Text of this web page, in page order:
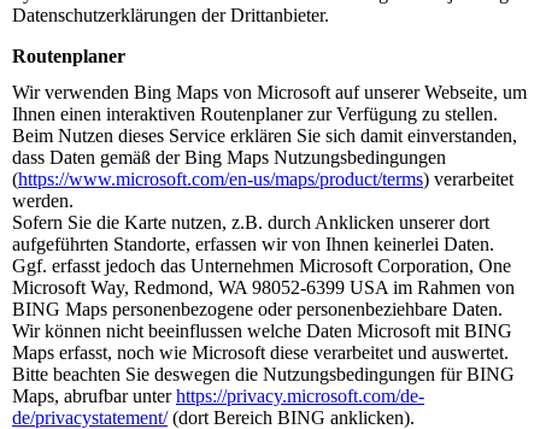
Datenschutzerklärungen der Drittanbieter.
Routenplaner
Wir verwenden Bing Maps von Microsoft auf unserer Webseite, um
Ihnen einen interaktiven Routenplaner zur Verfügung zu stellen.
Beim Nutzen dieses Service erklären Sie sich damit einverstanden,
dass Daten gemäß der Bing Maps Nutzungsbedingungen
(https://www.microsoft.com/en-us/maps/product/terms) verarbeitet
werden.
Sofern Sie die Karte nutzen, z.B. durch Anklicken unserer dort
aufgeführten Standorte, erfassen wir von Ihnen keinerlei Daten.
Ggf. erfasst jedoch das Unternehmen Microsoft Corporation, One
Microsoft Way, Redmond, WA 98052-6399 USA im Rahmen von
BING Maps personenbezogene oder personenbeziehbare Daten.
Wir können nicht beeinflussen welche Daten Microsoft mit BING
Maps erfasst, noch wie Microsoft diese verarbeitet und auswertet.
Bitte beachten Sie deswegen die Nutzungsbedingungen für BING
Maps, abrufbar unterhttps://privacy.microsoft.com/de-
de/privacystatement/(dort Bereich BING anklicken).